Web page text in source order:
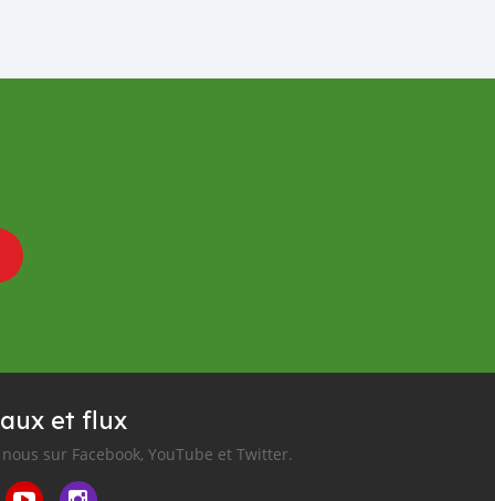
et flux
sur Facebook, YouTube et Twitter.